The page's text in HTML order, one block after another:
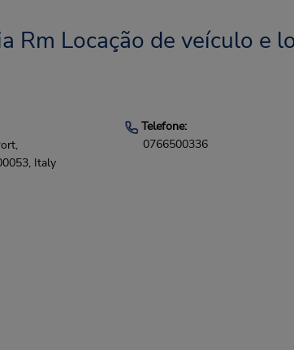
Rm Locação de veículo e
Italy
Telefone:
0766500336